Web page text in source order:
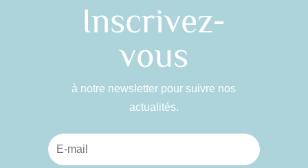
Inscrivez-
vous
à notre newsletter pour suivre nos
actualités.